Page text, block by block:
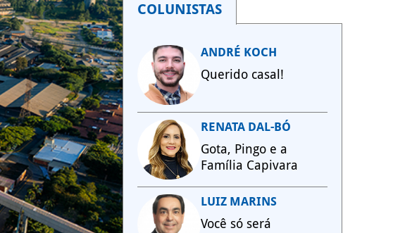
COLUNISTAS
ANDRÉ KOCH
Querido casal!
RENATA DAL-BÓ
Gota, Pingo e a
Família Capivara
LUIZ MARINS
Você só será